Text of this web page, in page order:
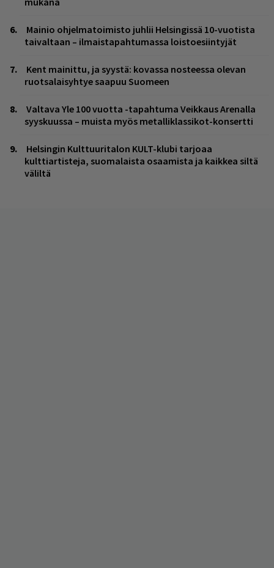
Mainio ohjelmatoimisto juhlii Helsingissä 10-vuotista
taivaltaan – ilmaistapahtumassa loistoesiintyjät
Kent mainittu, ja syystä: kovassa nosteessa olevan
ruotsalaisyhtye saapuu Suomeen
Valtava Yle 100 vuotta -tapahtuma Veikkaus Arenalla
syyskuussa – muista myös metalliklassikot-konsertti
Helsingin Kulttuuritalon KULT-klubi tarjoaa
kulttiartisteja, suomalaista osaamista ja kaikkea siltä
väliltä